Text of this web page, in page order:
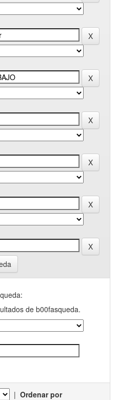
de b00fasqueda.
| Ordenar por